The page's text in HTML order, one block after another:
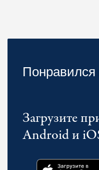
Загрузите
Android и